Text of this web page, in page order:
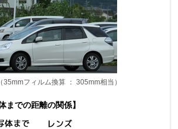
35mmフィルム換算 ： 305mm相当）
までの距離の関係】